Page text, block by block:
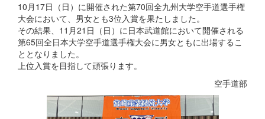
10月17日（日）に開催された第70回全九州大学空手道選手権
大会において、男女とも3位入賞を果たしました。
その結果、11月21日（日）に日本武道館において開催される
第65回全日本大学空手道選手権大会に男女ともに出場するこ
ととなりました。
上位入賞を目指して頑張ります。
空手道部